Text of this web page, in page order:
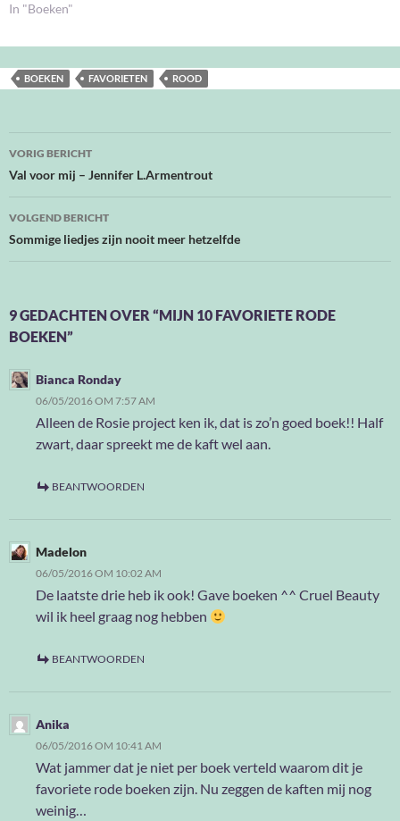
In "Boeken"
BOEKEN FAVORIETEN ROOD
Bericht
navigatie
VORIG BERICHT
Val voor mij – Jennifer L.Armentrout
VOLGEND BERICHT
Sommige liedjes zijn nooit meer hetzelfde
9 GEDACHTEN OVER “MIJN 10 FAVORIETE RODE
BOEKEN”
Bianca Ronday
06/05/2016 OM 7:57 AM
Alleen de Rosie project ken ik, dat is zo’n goed boek!! Half
zwart, daar spreekt me de kaft wel aan.
BEANTWOORDEN
Madelon
06/05/2016 OM 10:02 AM
De laatste drie heb ik ook! Gave boeken ^^ Cruel Beauty
wil ik heel graag nog hebben
BEANTWOORDEN
Anika
06/05/2016 OM 10:41 AM
Wat jammer dat je niet per boek verteld waarom dit je
favoriete rode boeken zijn. Nu zeggen de kaften mij nog
weinig…